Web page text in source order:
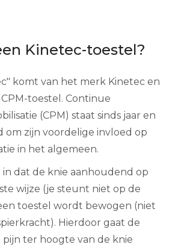
Kinetec-toestel?
komt van het merk Kinetec en
toestel. Continue
(CPM) staat sinds jaar en
om zijn voordelige invloed op
in het algemeen.
in dat de knie aanhoudend op
wijze (je steunt niet op de
toestel wordt bewogen (niet
Hierdoor gaat de
ter hoogte van de knie